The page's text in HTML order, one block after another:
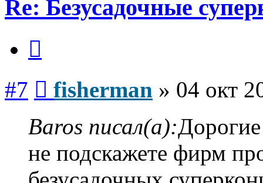
Re: Безусадочные
#7 fisherman » 04 окт
Baros писал(а):
не подскажете фирм